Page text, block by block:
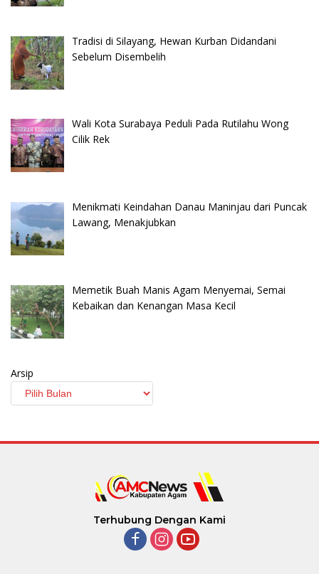
Tradisi di Silayang, Hewan Kurban Didandani
Sebelum Disembelih
Wali Kota Surabaya Peduli Pada Rutilahu Wong
Cilik Rek
Menikmati Keindahan Danau Maninjau dari Puncak
Lawang, Menakjubkan
Memetik Buah Manis Agam Menyemai, Semai
Kebaikan dan Kenangan Masa Kecil
Arsip
Terhubung Dengan Kami